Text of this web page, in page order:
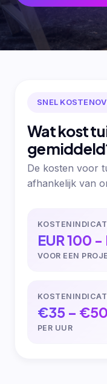
SNEL
Wat kost
De kosten voor
afhankelijk van
EUR 100
VOOR EEN
€35 – €50
PER UUR